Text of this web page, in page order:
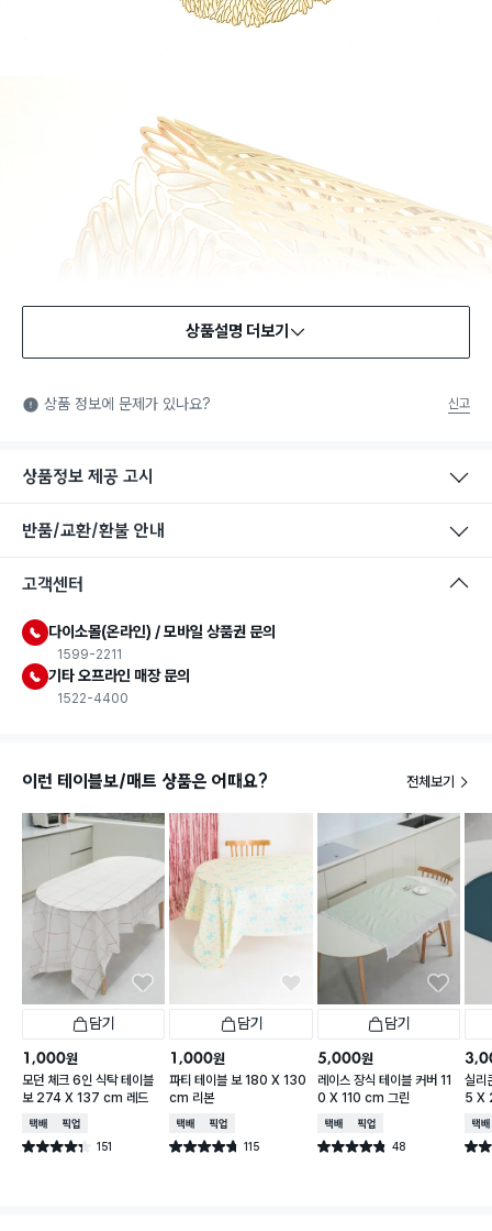
상품설명 더보기
상품 정보에 문제가 있나요? 신고
상품정보 제공 고시
반품/교환/환불 안내
고객센터
다이소몰(온라인) / 모바일 상품권 문의
1599-2211
기타 오프라인 매장 문의
1522-4400
이런 테이블보/매트 상품은 어때요? 전체보기
담기
1,000원
모던 체크 6인 식탁 테이블
보 274 X 137 cm 레드
택배배송매장픽업
별점 4.3점 151
건 작성
담기
1,000원
파티 테이블 보 180 X 130
cm 리본
택배배송매장픽업
별점 4.7점 115
건 작성
담기
5,000원
레이스 장식 테이블 커버 11
0 X 110 cm 그린
택배배송매장픽업
별점 4.8점 48
건 작성
실리
5 X
택배
별점